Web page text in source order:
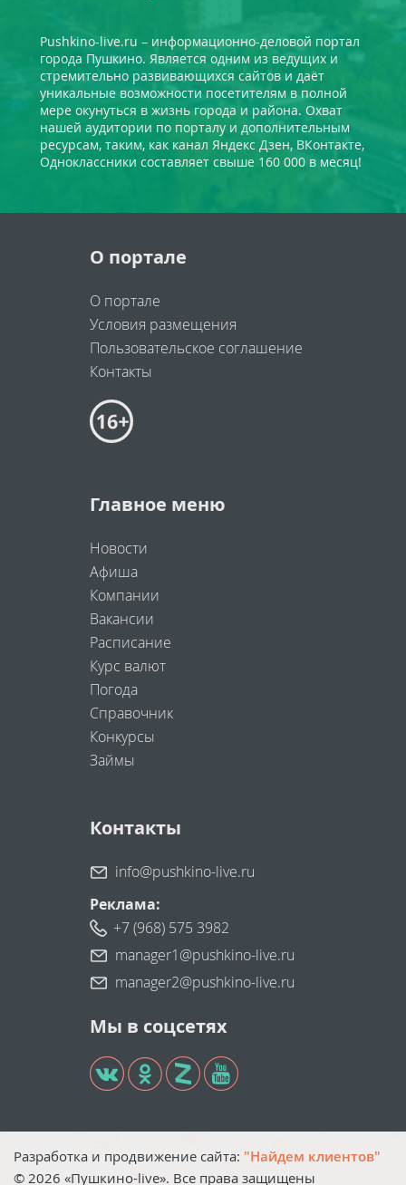
Pushkino-live.ru – информационно-деловой портал
города Пушкино. Является одним из ведущих и
стремительно развивающихся сайтов и даёт
уникальные возможности посетителям в полной
мере окунуться в жизнь города и района. Охват
нашей аудитории по порталу и дополнительным
ресурсам, таким, как канал Яндекс Дзен, ВКонтакте,
Одноклассники составляет свыше 160 000 в месяц!
О портале
О портале
Условия размещения
Пользовательское соглашение
Контакты
Главное меню
Новости
Афиша
Компании
Вакансии
Расписание
Курс валют
Погода
Справочник
Конкурсы
Займы
Контакты
info@pushkino-live.ru
Реклама:
+7 (968) 575 3982
manager1@pushkino-live.ru
manager2@pushkino-live.ru
Мы в соцсетях
Разработка и продвижение сайта: "Найдем клиентов"
© 2026 «Пушкино-live». Все права защищены